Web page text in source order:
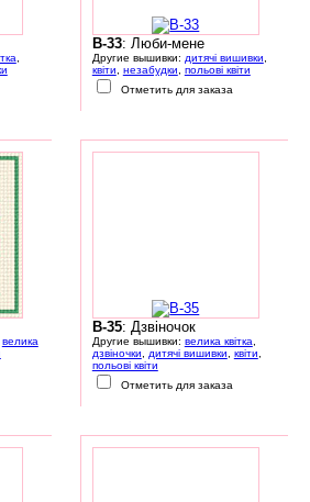
B-33: Люби-мене
Другие вышивки: дитячі вишивки
квіти
незабудки
польові квіти
Отметить для заказа
велика
B-35: Дзвіночок
Другие вышивки: велика квітка
дзвіночки
дитячі вишивки квіти
польові квіти
Отметить для заказа